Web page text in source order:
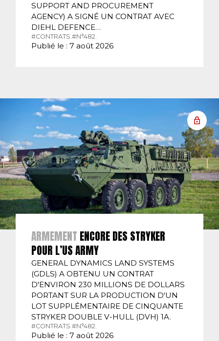
SUPPORT AND PROCUREMENT
AGENCY) A SIGNÉ UN CONTRAT AVEC
DIEHL DEFENCE…
#CONTRATS. #N°482.
Publié le : 7 août 2026
ARMEMENT ENCORE DES STRYKER
POUR L’US ARMY
GENERAL DYNAMICS LAND SYSTEMS
(GDLS) A OBTENU UN CONTRAT
D'ENVIRON 230 MILLIONS DE DOLLARS
PORTANT SUR LA PRODUCTION D'UN
LOT SUPPLÉMENTAIRE DE CINQUANTE
STRYKER DOUBLE V-HULL (DVH) 1A.
#CONTRATS.#N°482.
Publié le : 7 août 2026